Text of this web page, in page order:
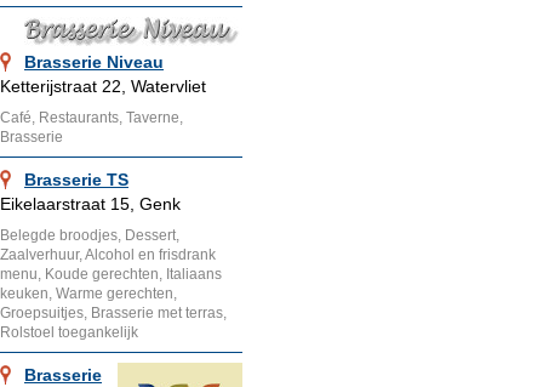
Brasserie Niveau
Ketterijstraat 22, Watervliet
Café, Restaurants, Taverne,
Brasserie
Brasserie TS
Eikelaarstraat 15, Genk
Belegde broodjes, Dessert,
Zaalverhuur, Alcohol en frisdrank
menu, Koude gerechten, Italiaans
keuken, Warme gerechten,
Groepsuitjes, Brasserie met terras,
Rolstoel toegankelijk
Brasserie